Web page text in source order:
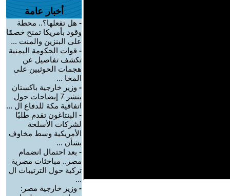
أخبار عامة
- هل تفعلها؟.. محطة
وقود بأمريكا تمنح خصمًا
على البنزين والمنت ...
- قوات الحكومة اليمنية
تكشف تفاصيل عن
هجمات الحوثيين على
المخا ...
- وزير خارجية باكستان
ينشر 7 إيضاحات حول
اتفاقية مكة للدفاع ال ...
- البنتاغون تقدم طلبًا
لشركات الأسلحة
الأمريكية وسط مخاوف
بشأن ...
- بعد احتمال انضمام
مصر.. مباحثات مصرية
تركية حول الترتيبات ال
...
- وزير خارجية مصر: